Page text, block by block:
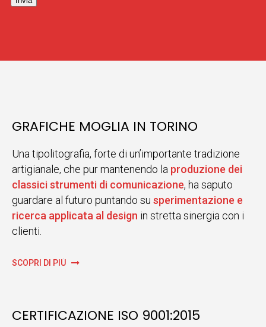
GRAFICHE MOGLIA IN TORINO
Una tipolitografia, forte di un’importante tradizione
artigianale, che pur mantenendo la produzione dei
classici strumenti di comunicazione, ha saputo
guardare al futuro puntando su sperimentazione e
ricerca applicata al design in stretta sinergia con i
clienti.
SCOPRI DI PIÙ
CERTIFICAZIONE ISO 9001:2015